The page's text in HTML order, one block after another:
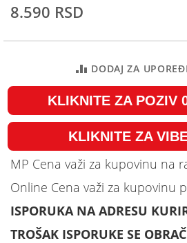
of
images
8.590 RSD
DODAJ ZA
KLIKNITE ZA POZIV
KLIKNITE ZA
MP Cena važi za kupovinu na
Online Cena važi za kupovinu
ISPORUKA NA ADRESU
TROŠAK ISPORUKE SE